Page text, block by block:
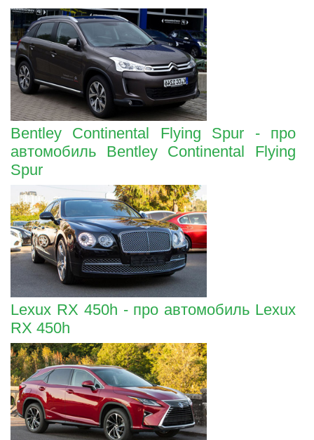
Bentley Continental Flying Spur - про
автомобиль Bentley Continental Flying
Spur
Lexux RX 450h - про автомобиль Lexux
RX 450h